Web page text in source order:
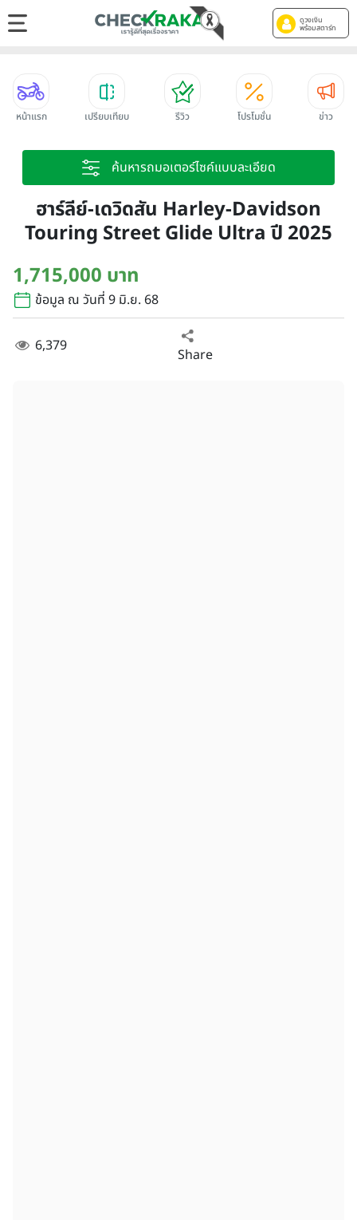
ดูวงเงิน
พร้อมสตาร์ท
หน้าแรก เปรียบเทียบ รีวิว โปรโมชั่น ข่าว
ค้นหารถมอเตอร์ไซค์แบบละเอียด
ฮาร์ลีย์-เดวิดสัน Harley-Davidson
Touring Street Glide Ultra ปี 2025
1,715,000 บาท
ข้อมูล ณ วันที่ 9 มิ.ย. 68
6,379 Share